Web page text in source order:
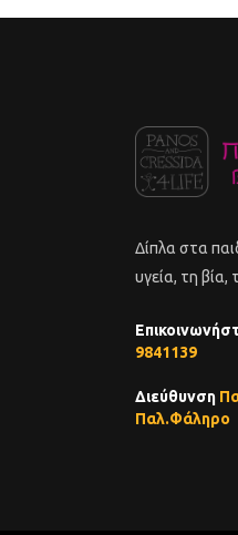
Δίπλα στα
υγεία, τη βία,
9841139
Διεύθυνση
Παλ.Φάληρο